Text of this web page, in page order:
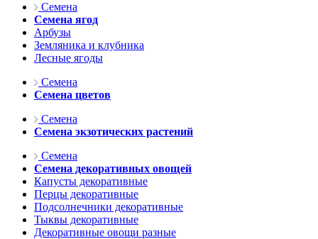
Семена
Семена ягод
Арбузы
Земляника и клубника
Лесные ягоды
Семена
Семена цветов
Семена
Семена экзотических растений
Семена
Семена декоративных овощей
Капусты декоративные
Перцы декоративные
Подсолнечники декоративные
Тыквы декоративные
Декоративные овощи разные